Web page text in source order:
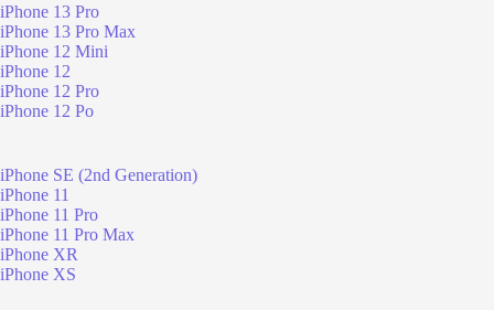
iPhone 13 Pro
iPhone 13 Pro Max
iPhone 12 Mini
iPhone 12
iPhone 12 Pro
iPhone 12 Po
iPhone SE (2nd Generation)
iPhone 11
iPhone 11 Pro
iPhone 11 Pro Max
iPhone XR
iPhone XS